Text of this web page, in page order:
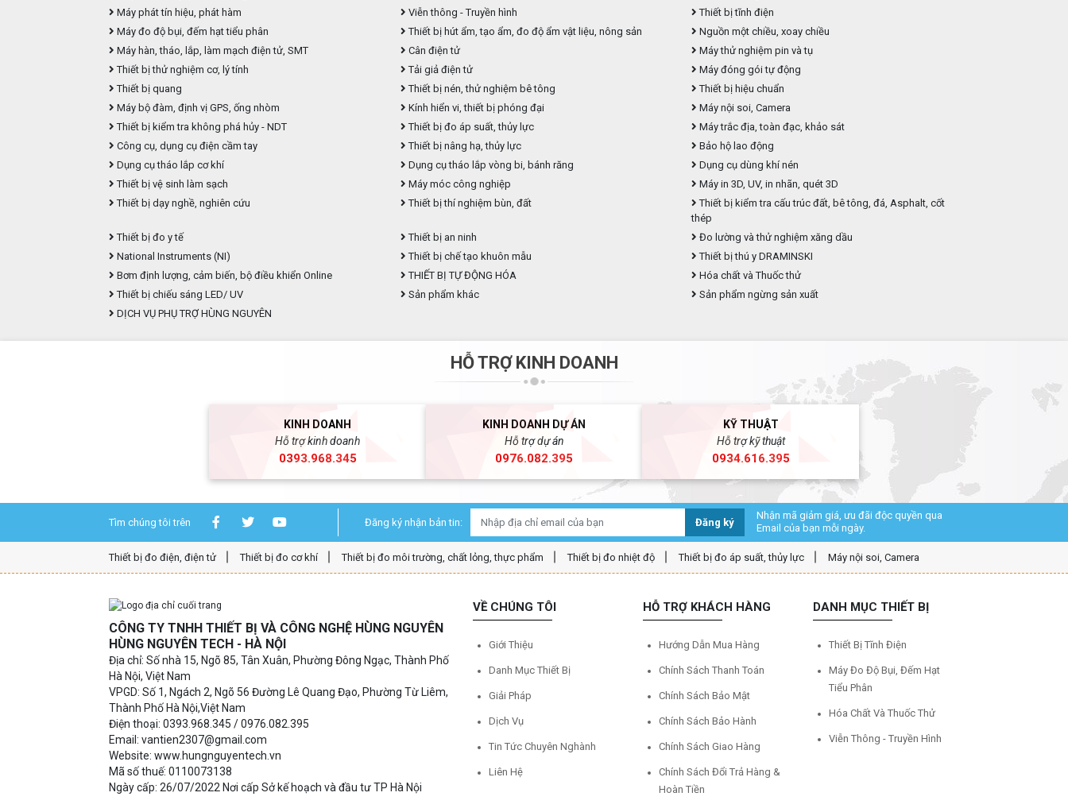
Máy phát tín hiệu, phát hàm
Viễn thông - Truyền hình
Thiết bị tĩnh điện
Máy đo độ bụi, đếm hạt tiểu phân
Thiết bị hút ẩm, tạo ẩm, đo độ ẩm vật liệu, nông sản
Nguồn một chiều, xoay chiều
Máy hàn, tháo, lắp, làm mạch điện tử, SMT
Cân điện tử
Máy thử nghiệm pin và tụ
Thiết bị thử nghiệm cơ, lý tính
Tải giả điện tử
Máy đóng gói tự động
Thiết bị quang
Thiết bị nén, thử nghiệm bê tông
Thiết bị hiệu chuẩn
Máy bộ đàm, định vị GPS, ống nhòm
Kính hiển vi, thiết bị phóng đại
Máy nội soi, Camera
Thiết bị kiểm tra không phá hủy - NDT
Thiết bị đo áp suất, thủy lực
Máy trắc địa, toàn đạc, khảo sát
Công cụ, dụng cụ điện cầm tay
Thiết bị nâng hạ, thủy lực
Bảo hộ lao động
Dụng cụ tháo lắp cơ khí
Dụng cụ tháo lắp vòng bi, bánh răng
Dụng cụ dùng khí nén
Thiết bị vệ sinh làm sạch
Máy móc công nghiệp
Máy in 3D, UV, in nhãn, quét 3D
Thiết bị dạy nghề, nghiên cứu
Thiết bị thí nghiệm bùn, đất
Thiết bị kiểm tra cấu trúc đất, bê tông, đá, Asphalt, cốt
thép
Thiết bị đo y tế
Thiết bị an ninh
Đo lường và thử nghiệm xăng dầu
National Instruments (NI)
Thiết bị chế tạo khuôn mẫu
Thiết bị thú y DRAMINSKI
Bơm định lượng, cảm biến, bộ điều khiển Online
THIẾT BỊ TỰ ĐỘNG HÓA
Hóa chất và Thuốc thử
Thiết bị chiếu sáng LED/ UV
Sản phẩm khác
Sản phẩm ngừng sản xuất
DỊCH VỤ PHỤ TRỢ HÙNG NGUYÊN
HỖ TRỢ KINH DOANH
KINH DOANH
Hỗ trợ kinh doanh
0393.968.345
KINH DOANH DỰ ÁN
Hỗ trợ dự án
0976.082.395
KỸ THUẬT
Hỗ trợ kỹ thuật
0934.616.395
Tìm chúng tôi trên Đăng ký nhận bản tin: Đăng ký
Nhận mã giảm giá, ưu đãi độc quyền qua
Email của bạn mỗi ngày.
Thiết bị đo điện, điện tử Thiết bị đo cơ khí Thiết bị đo môi trường, chất lỏng, thực phẩm Thiết bị đo nhiệt độ Thiết bị đo áp suất, thủy lực Máy nội soi, Camera
CÔNG TY TNHH THIẾT BỊ VÀ CÔNG NGHỆ HÙNG NGUYÊN
HÙNG NGUYÊN TECH - HÀ NỘI
Địa chỉ: Số nhà 15, Ngõ 85, Tân Xuân, Phường Đông Ngạc, Thành Phố
Hà Nội, Việt Nam
VPGD: Số 1, Ngách 2, Ngõ 56 Đường Lê Quang Đạo, Phường Từ Liêm,
Thành Phố Hà Nội,Việt Nam
Điện thoại: 0393.968.345 / 0976.082.395
Email: vantien2307@gmail.com
Website: www.hungnguyentech.vn
Mã số thuế: 0110073138
Ngày cấp: 26/07/2022 Nơi cấp Sở kế hoạch và đầu tư TP Hà Nội
VỀ CHÚNG TÔI
Giới Thiệu
Danh Mục Thiết Bị
Giải Pháp
Dịch Vụ
Tin Tức Chuyên Nghành
Liên Hệ
HỖ TRỢ KHÁCH HÀNG
Hướng Dẫn Mua Hàng
Chính Sách Thanh Toán
Chính Sách Bảo Mật
Chính Sách Bảo Hành
Chính Sách Giao Hàng
Chính Sách Đổi Trả Hàng &
Hoàn Tiền
DANH MỤC THIẾT BỊ
Thiết Bị Tĩnh Điện
Máy Đo Độ Bụi, Đếm Hạt
Tiểu Phân
Hóa Chất Và Thuốc Thử
Viễn Thông - Truyền Hình